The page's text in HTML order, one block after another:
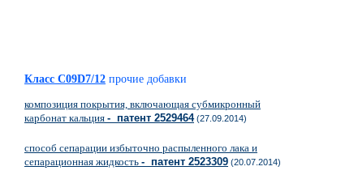
Класс C09D7/12 прочие добавки
композиция покрытия, включающая субмикронный
карбонат кальция - патент 2529464(27.09.2014)
способ сепарации избыточно распыленного лака и
сепарационная жидкость - патент 2523309 (20.07.2014)